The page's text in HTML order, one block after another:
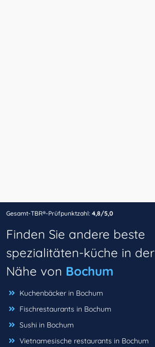
Gesamt-TBR®-Prüfpunktzahl: 4,8/5,0
Finden Sie andere beste
spezialitäten-küche in der
Nähe von Bochum
Kuchenbäcker in Bochum
Fischrestaurants in Bochum
Sushi in Bochum
Vietnamesische restaurants in Bochum